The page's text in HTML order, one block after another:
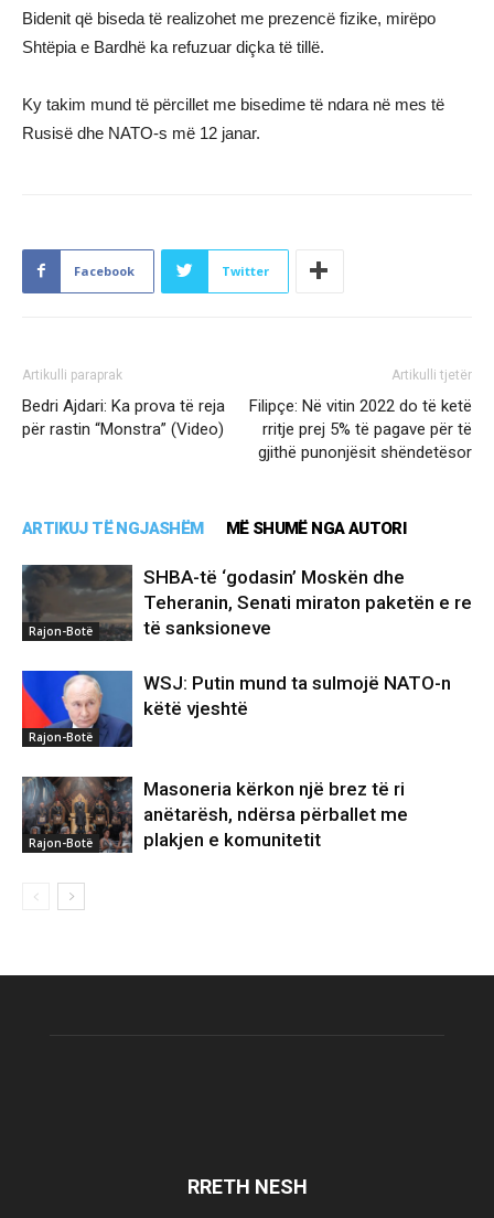
Bidenit që biseda të realizohet me prezencë fizike, mirëpo
Shtëpia e Bardhë ka refuzuar diçka të tillë.
Ky takim mund të përcillet me bisedime të ndara në mes të
Rusisë dhe NATO-s më 12 janar.
Facebook Twitter
Artikulli paraprak
Bedri Ajdari: Ka prova të reja
për rastin “Monstra” (Video)
Artikulli tjetër
Filipçe: Në vitin 2022 do të ketë
rritje prej 5% të pagave për të
gjithë punonjësit shëndetësor
ARTIKUJ TË NGJASHËM MË SHUMË NGA AUTORI
Rajon-Botë
SHBA-të ‘godasin’ Moskën dhe
Teheranin, Senati miraton paketën e re
të sanksioneve
Rajon-Botë
WSJ: Putin mund ta sulmojë NATO-n
këtë vjeshtë
Rajon-Botë
Masoneria kërkon një brez të ri
anëtarësh, ndërsa përballet me
plakjen e komunitetit
RRETH NESH